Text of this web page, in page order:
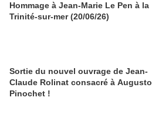
Hommage à Jean-Marie Le Pen à la
Trinité-sur-mer (20/06/26)
Sortie du nouvel ouvrage de Jean-
Claude Rolinat consacré à Augusto
Pinochet !